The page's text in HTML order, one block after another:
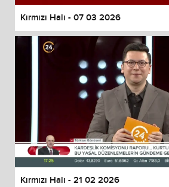
Kırmızı Halı - 07 03 2026
Kırmızı Halı - 21 02 2026